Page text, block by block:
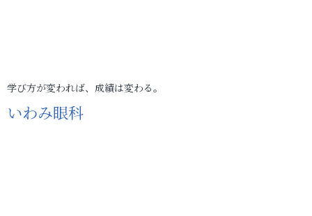
学び方が変われば、成績は変わる。
いわみ眼科